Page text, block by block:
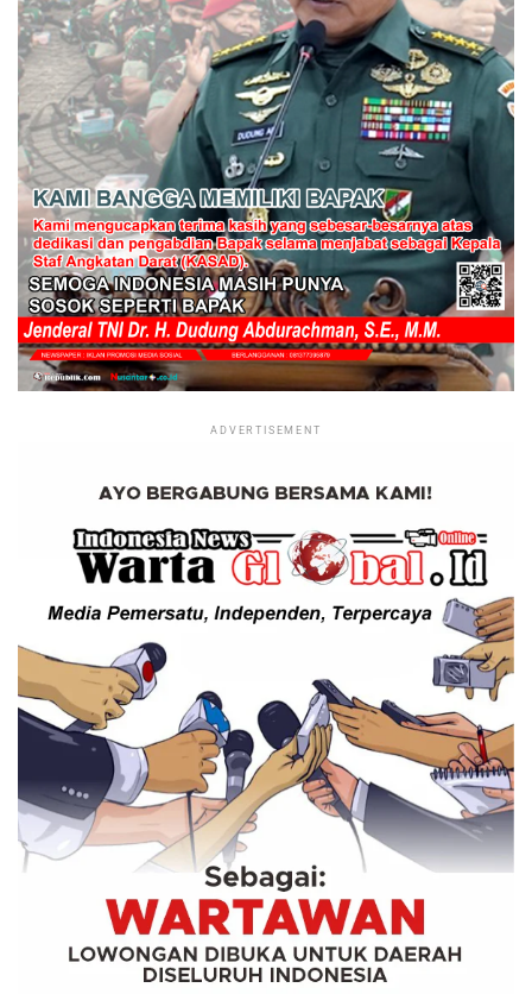
ADVERTISEMENT